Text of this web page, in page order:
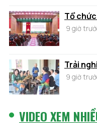
Tổ
9 giờ
Trải
9 giờ
VIDEO XEM